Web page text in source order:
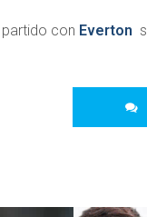
partido con Everton